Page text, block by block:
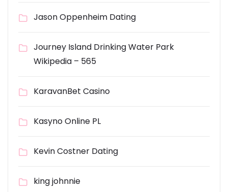
Jason Oppenheim Dating
Journey Island Drinking Water Park
Wikipedia – 565
KaravanBet Casino
Kasyno Online PL
Kevin Costner Dating
king johnnie